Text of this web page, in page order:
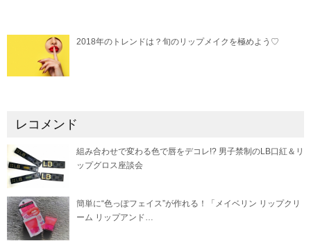
2018年のトレンドは？旬のリップメイクを極めよう♡
レコメンド
組み合わせで変わる色で唇をデコレ!? 男子禁制のLB口紅＆リ
ップグロス座談会
簡単に“色っぽフェイス”が作れる！「メイベリン リップクリ
ーム リップアンド…